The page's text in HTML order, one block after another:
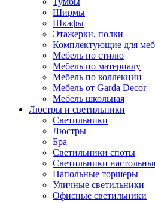
Ширмы
Шкафы
Этажерки, полки
Комплектующие для
Мебель по стилю
Мебель по материалу
Мебель по коллекции
Мебель от Garda Decor
Мебель школьная
Люстры и светильники
Светильники
Люстры
Бра
Светильники споты
Светильники
Напольные торшеры
Уличные светильники
Офисные светильники